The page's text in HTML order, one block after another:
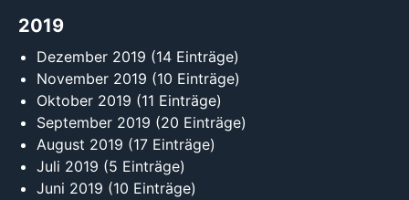
2019
Dezember 2019 (14 Einträge)
November 2019 (10 Einträge)
Oktober 2019 (11 Einträge)
September 2019 (20 Einträge)
August 2019 (17 Einträge)
Juli 2019 (5 Einträge)
Juni 2019 (10 Einträge)